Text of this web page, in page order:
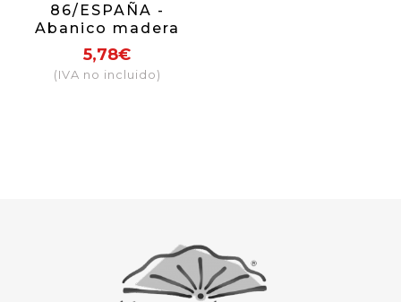
86/ESPAÑA -
Abanico madera
bicolor España
5,78€
(IVA no incluido)